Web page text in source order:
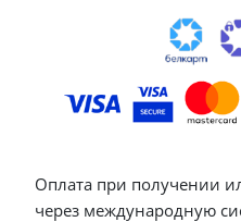
Оплата при получении
через международную